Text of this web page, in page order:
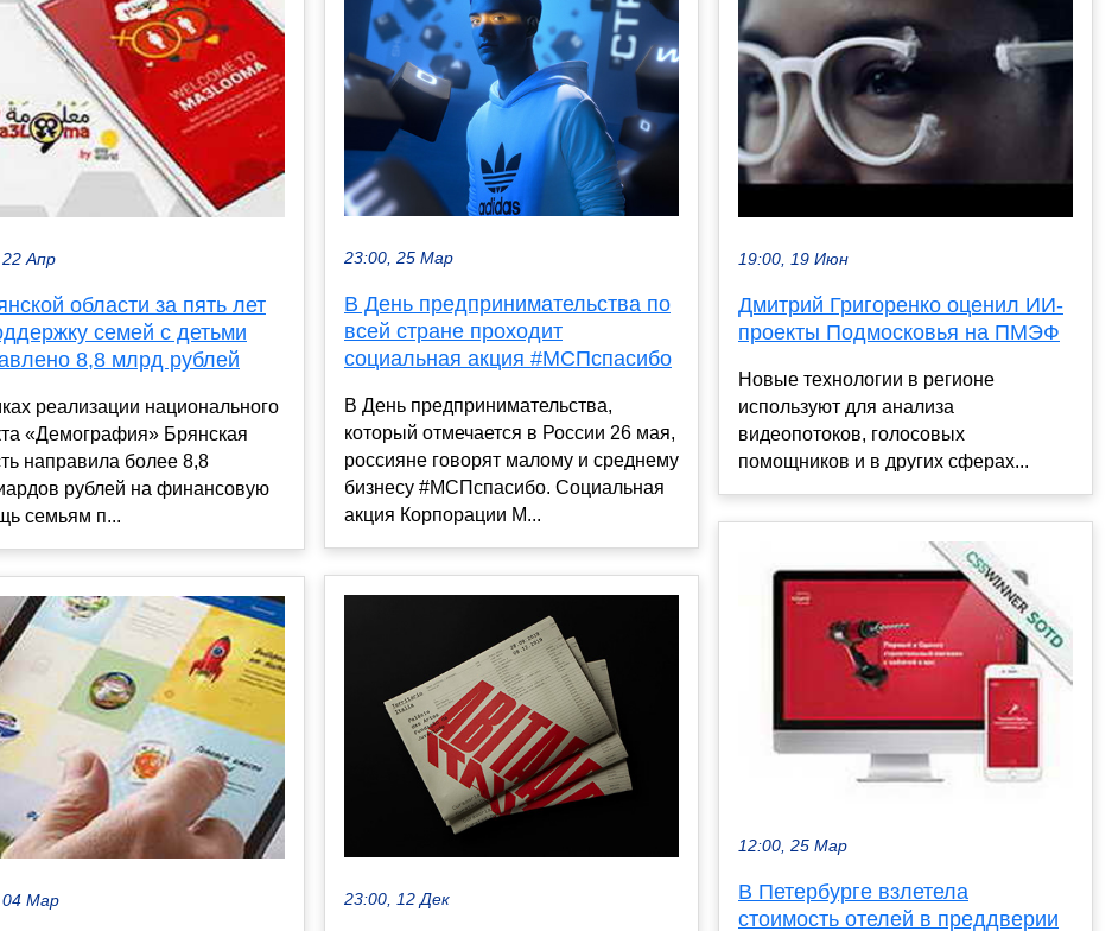
Апр
области за пять лет
семей с детьми
8,8 млрд рублей
реализации национального
«Демография» Брянская
направила более 8,8
рублей на финансовую
семьям п...
04 Мар
23:00, 25 Мар
В День предпринимательства по
всей стране проходит
социальная акция #МСПспасибо
В День предпринимательства,
который отмечается в России 26 мая,
россияне говорят малому и среднему
бизнесу #МСПспасибо. Социальная
акция Корпорации М...
23:00, 12 Дек
19:00, 19 Июн
Дмитрий Григоренко оценил ИИ-
проекты Подмосковья на ПМЭФ
Новые технологии в регионе
используют для анализа
видеопотоков, голосовых
помощников и в других сферах...
12:00, 25 Мар
В Петербурге взлетела
стоимость отелей в преддверии